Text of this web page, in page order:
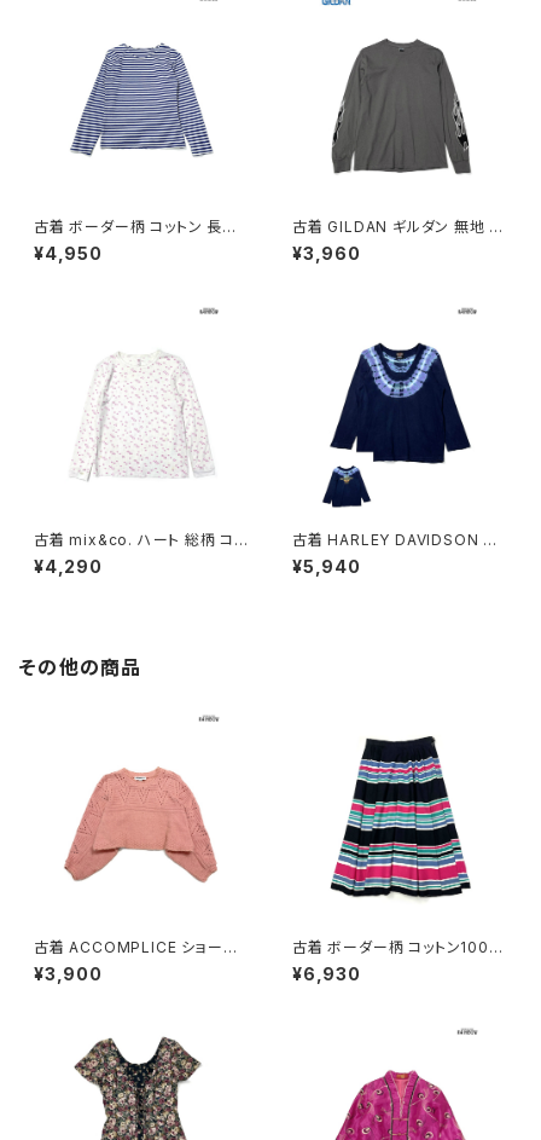
古着 ボーダー柄 コットン 長袖
Ｔシャツ 青 (ttu2603103)
¥4,950
古着 GILDAN ギルダン 無地 袖
プリント コットン100％ 長袖 Ｔ
シャツ グレー (ttu2603102)
¥3,960
古着 mix&co. ハート 総柄 コッ
トン 長袖 サーマル Ｔシャツ ピ
ンク (ttu2601226)
¥4,290
古着 HARLEY DAVIDSON ハ
ーレーダビッドソン 絞り染め ア
メリカ製 ロゴ タイダイ柄 コット
¥5,940
その他の商品
古着 ACCOMPLICE ショート
丈 アメリカ製 無地 長袖 ニット
セーター ピンク (ttu2501058)
¥3,900
古着 ボーダー柄 コットン100％
膝丈 スカート 黒 ピンク (ba26
07008)
¥6,930